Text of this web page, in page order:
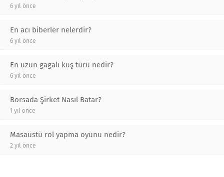
6 yıl önce
En acı biberler nelerdir?
6 yıl önce
En uzun gagalı kuş türü nedir?
6 yıl önce
Borsada Şirket Nasıl Batar?
1 yıl önce
Masaüstü rol yapma oyunu nedir?
2 yıl önce